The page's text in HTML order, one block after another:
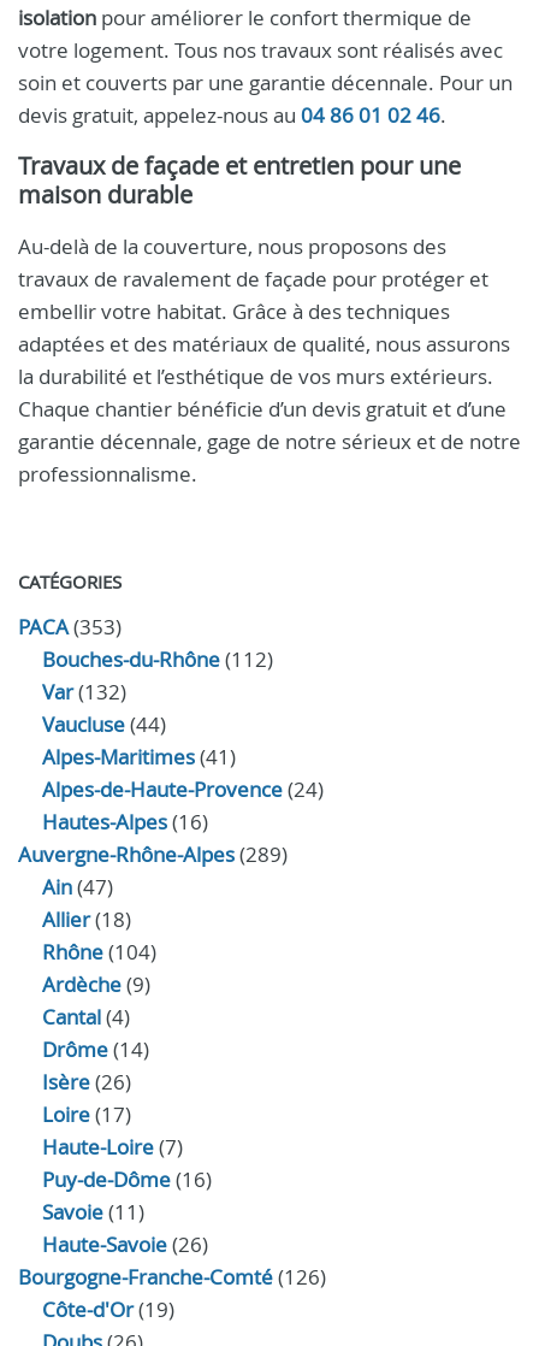
isolation pour améliorer le confort thermique de
votre logement. Tous nos travaux sont réalisés avec
soin et couverts par une garantie décennale. Pour un
devis gratuit, appelez-nous au 04 86 01 02 46.
Travaux de façade et entretien pour une
maison durable
Au-delà de la couverture, nous proposons des
travaux de ravalement de façade pour protéger et
embellir votre habitat. Grâce à des techniques
adaptées et des matériaux de qualité, nous assurons
la durabilité et l’esthétique de vos murs extérieurs.
Chaque chantier bénéficie d’un devis gratuit et d’une
garantie décennale, gage de notre sérieux et de notre
professionnalisme.
CATÉGORIES
PACA(353)
Bouches-du-Rhône(112)
Var(132)
Vaucluse(44)
Alpes-Maritimes(41)
Alpes-de-Haute-Provence(24)
Hautes-Alpes(16)
Auvergne-Rhône-Alpes(289)
Ain(47)
Allier(18)
Rhône(104)
Ardèche(9)
Cantal(4)
Drôme(14)
Isère(26)
Loire(17)
Haute-Loire(7)
Puy-de-Dôme(16)
Savoie(11)
Haute-Savoie(26)
Bourgogne-Franche-Comté(126)
Côte-d'Or(19)